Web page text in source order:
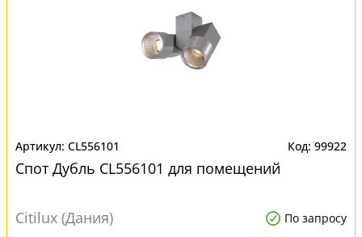
CL556101 99922
Спот Дубль CL556101 для помещений
Citilux (Дания) По запросу